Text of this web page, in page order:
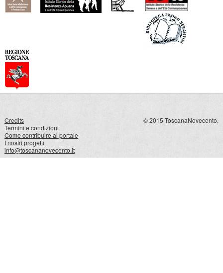
Credits
Termini e condizioni
Come contribuire al portale
I nostri progetti
info@toscananovecento.it
© 2015 ToscanaNovecento.